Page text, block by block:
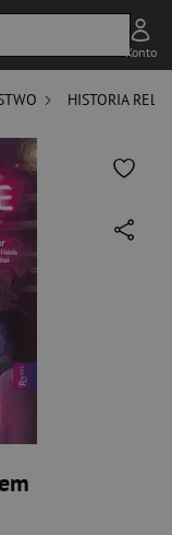
Konto
HISTORIA